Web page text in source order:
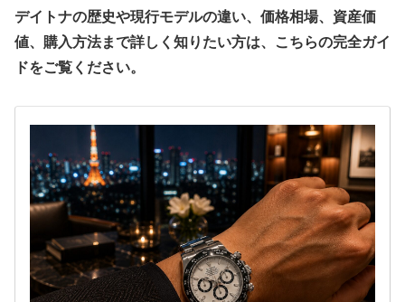
デイトナの歴史や現行モデルの違い、価格相場、資産価
値、購入方法まで詳しく知りたい方は、こちらの完全ガイ
ドをご覧ください。